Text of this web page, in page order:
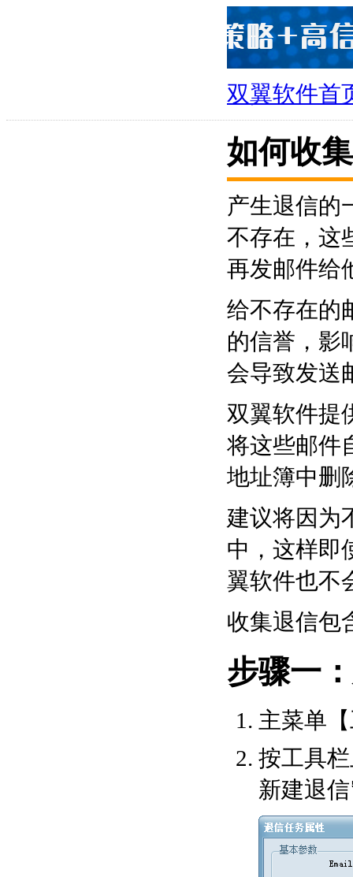
双翼软件首
如何收
产生退信的
不存在，这
再发邮件给
给不存在的
的信誉，影
会导致发送
双翼软件提
将这些邮件
地址簿中删
建议将因为
中，这样即
翼软件也不
收集退信包
步骤一
主菜单
按工具
新建退